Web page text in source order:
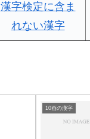
漢字検定に含ま
れない漢字
10画の漢字